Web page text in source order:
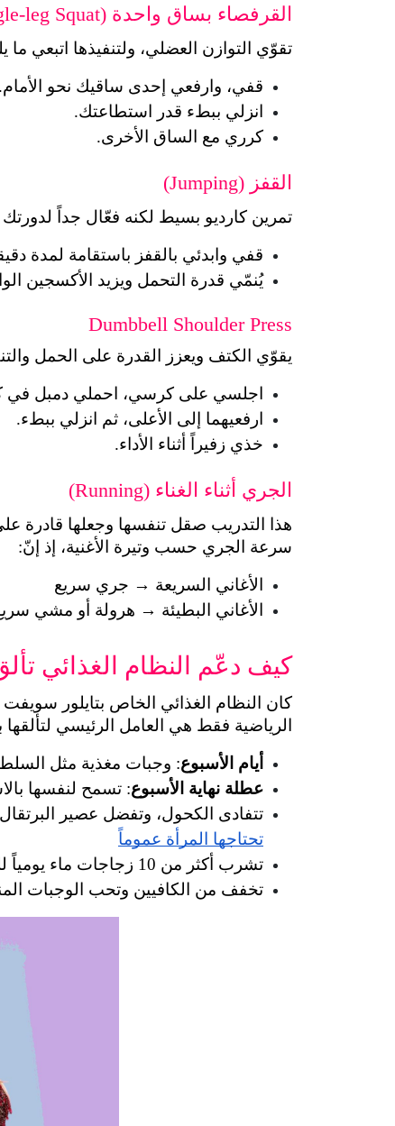
القرفصاء بساق واحدة (Single-leg Squat)
تقوّي التوازن العضلي، ولتنفيذها اتبعي ما
قفي، وارفعي إحدى ساقيك نحو الأمام.
انزلي ببطء قدر استطاعتك.
كرري مع الساق الأخرى.
القفز (Jumping)
تمرين كارديو بسيط لكنه فعّال جداً لدورتك
قفي وابدئي بالقفز باستقامة لمدة
يُنمّي قدرة التحمل ويزيد الأكسجين
Dumbbell Shoulder Press
يقوّي الكتف ويعزز القدرة على الحمل
اجلسي على كرسي، احملي دمبل في
ارفعيهما إلى الأعلى، ثم انزلي ببطء.
خذي زفيراً أثناء الأداء.
الجري أثناء الغناء (Running)
سرعة الجري حسب وتيرة الأغنية، إذ إنّ:
الأغاني السريعة → جري سريع
الأغاني البطيئة → هرولة أو مشي
كيف دعّم النظام الغذائي تألق
الرياضية فقط هي العامل الرئيسي
أيام الأسبوع: وجبات مغذية مثل
عطلة نهاية الأسبوع: تسمح لنفسها
تتفادى الكحول، وتفضل عصير
تحتاجها المرأة عموماً
تشرب أكثر من 10 زجاجات ماء يومياً للبقاء مرطّبة
تخفف من الكافيين وتحب الوجبات